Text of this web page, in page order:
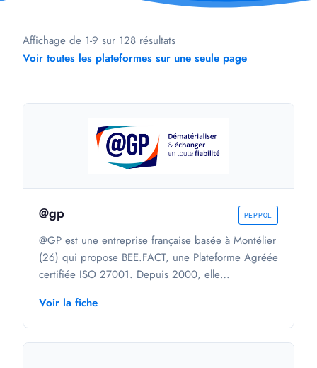
Affichage de 1-9 sur 128 résultats
Voir toutes les plateformes sur une seule page
@gp PEPPOL
@GP est une entreprise française basée à Montélier
(26) qui propose BEE.FACT, une Plateforme Agréée
certifiée ISO 27001. Depuis 2000, elle
entreprises, ETI et PME) dans la facturation
électronique et les échanges B2B en EDI, couvrant
notamment les secteurs de l'agro-alimentaire,
Voir la fiche